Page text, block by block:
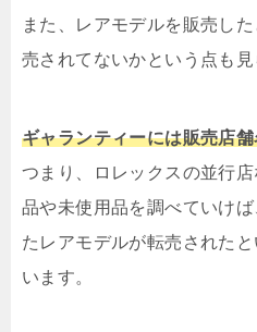
また、レアモデルを販売し
売されてないかという点も見
ギャランティーには販売店
つまり、ロレックスの並行
品や未使用品を調べていけ
たレアモデルが転売された
います。